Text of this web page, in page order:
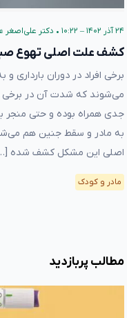
۲۴ آذر ۱۴۰۲ – ۱۰:۲۲ • دکتر علی‌اصغر
کشف علت اصلی تهوع
برخی افراد در دوران بارداری
می‌شوند که شدت آن در برخی
جدی همراه بوده و حتی منجر
به مادر و سقط جنین هم
اصلی این مشکل کشف شده
مادر و کودک
مطالب پربازدید